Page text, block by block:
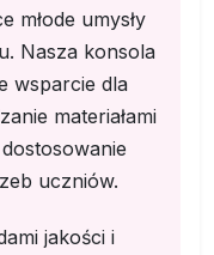
młode umysły
Nasza konsola
wsparcie dla
materiałami
uczniów.
jakości i